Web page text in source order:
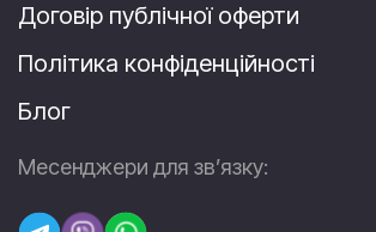
Договір публічної оферти
Політика конфіденційності
Блог
Месенджери для зв’язку: